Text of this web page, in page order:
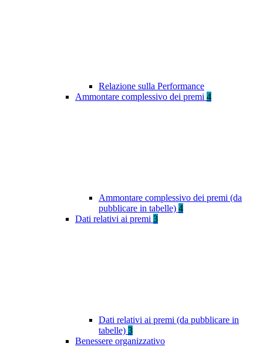
Relazione sulla Performance
Ammontare complessivo dei premi 4
Ammontare complessivo dei premi (da
pubblicare in tabelle) 4
Dati relativi ai premi 3
Dati relativi ai premi (da pubblicare in
tabelle) 3
Benessere organizzativo